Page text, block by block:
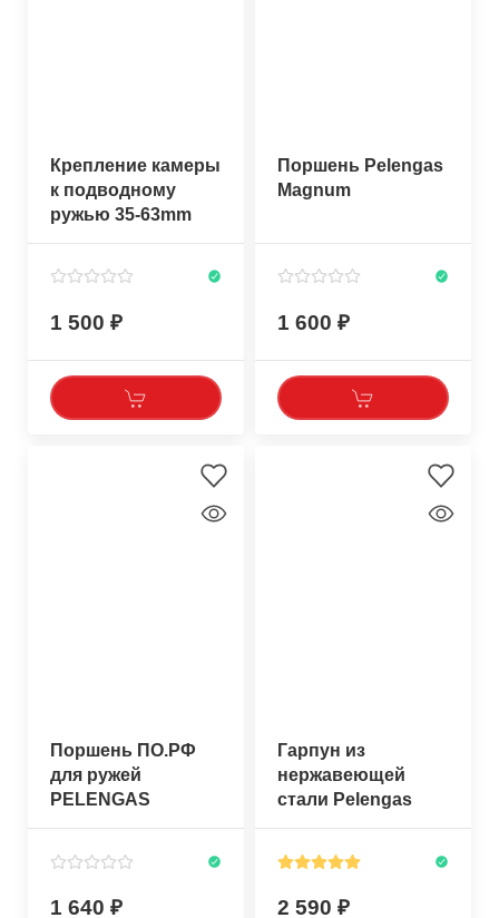
Крепление камеры
к подводному
ружью 35-63mm
1 500
Поршень Pelengas
Magnum
1 600
Поршень ПО.РФ
для ружей
PELENGAS
VARVAR
1 640
Гарпун из
нержавеющей
стали Pelengas
7мм с резьбой
2 590